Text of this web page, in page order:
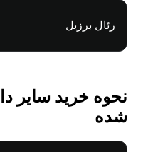
رئال برزیل
نحوه خرید سایر
شده